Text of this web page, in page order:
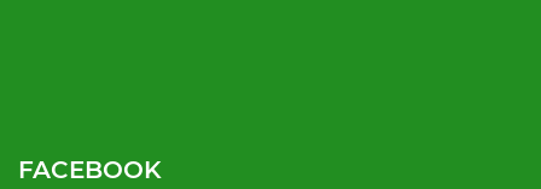
FACEBOOK